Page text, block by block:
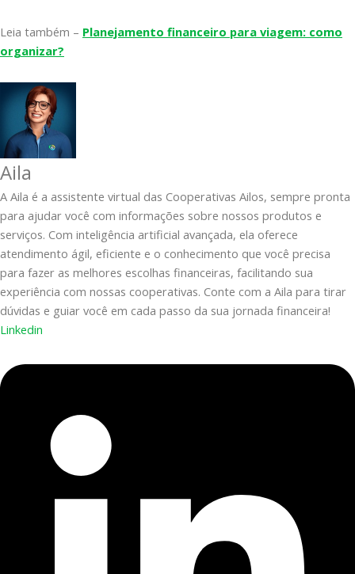
Leia também – Planejamento financeiro para viagem: como
organizar?
Aila
A Aila é a assistente virtual das Cooperativas Ailos, sempre pronta
para ajudar você com informações sobre nossos produtos e
serviços. Com inteligência artificial avançada, ela oferece
atendimento ágil, eficiente e o conhecimento que você precisa
para fazer as melhores escolhas financeiras, facilitando sua
experiência com nossas cooperativas. Conte com a Aila para tirar
dúvidas e guiar você em cada passo da sua jornada financeira!
Linkedin